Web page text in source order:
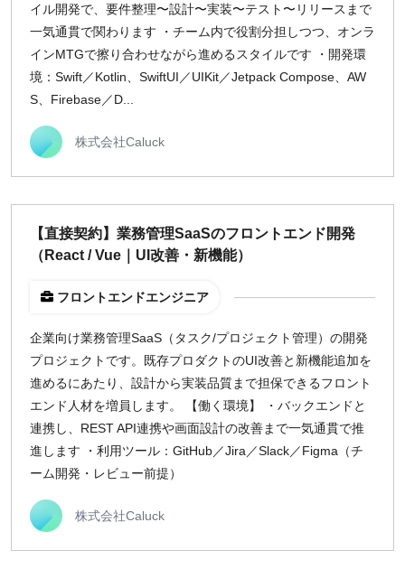
募集状況
募集中のみ表示
時給
1,500 円 以上
指定なし 検索
イル開発で、要件整理〜設計〜実装〜テスト〜リリースまで
一気通貫で関わります ・チーム内で役割分担しつつ、オンラ
インMTGで擦り合わせながら進めるスタイルです ・開発環
境：Swift／Kotlin、SwiftUI／UIKit／Jetpack Compose、AW
S、Firebase／D...
株式会社Caluck
【直接契約】業務管理SaaSのフロントエンド開発
（React / Vue｜UI改善・新機能）
フロントエンドエンジニア
企業向け業務管理SaaS（タスク/プロジェクト管理）の開発
プロジェクトです。既存プロダクトのUI改善と新機能追加を
進めるにあたり、設計から実装品質まで担保できるフロント
エンド人材を増員します。 【働く環境】 ・バックエンドと
連携し、REST API連携や画面設計の改善まで一気通貫で推
進します ・利用ツール：GitHub／Jira／Slack／Figma（チ
ーム開発・レビュー前提）
株式会社Caluck